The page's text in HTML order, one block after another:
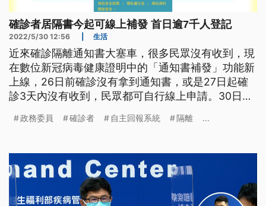
確診者居隔書今起可線上補發 首日逾7千人登記
2022/5/30 12:56 生活
近來確診隔離通知書大塞車，很多民眾沒有收到，現
在數位新冠病毒健康證明中的「通知書補發」功能新
上線，26日前確診沒有拿到通知書，或是27日起確
診3天內沒有收到，民眾都可自行線上申請。30日上
政務委員 確診者 自主回報系統 隔離 ...